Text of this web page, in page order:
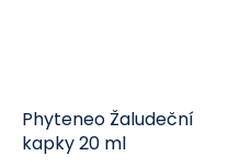
Phyteneo Žaludeční
kapky 20 ml